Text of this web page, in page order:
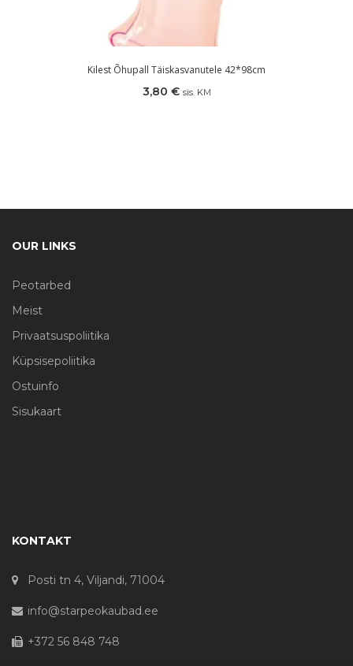
Kilest Õhupall Täiskasvanutele 42*98cm
3,80 € sis. KM
OUR LINKS
Peotarbed
Meist
Privaatsuspoliitika
Küpsisepoliitika
Ostuinfo
Sisukaart
KONTAKT
Posti tn 4, Viljandi, 71004
info@starpeokaubad.ee
+372 56 848 748